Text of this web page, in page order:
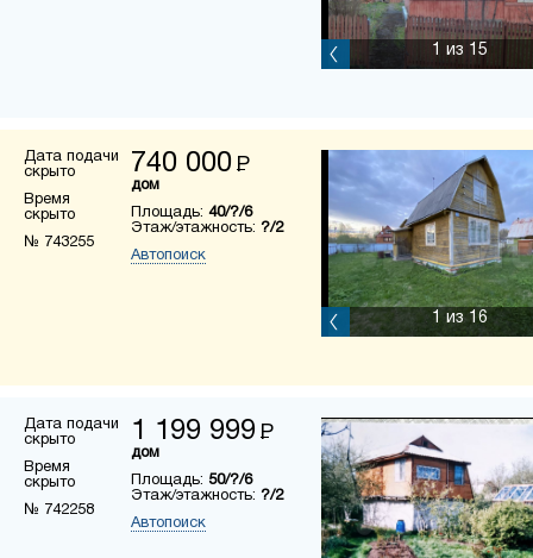
1 из 15
Дата подачи
скрыто
Время
скрыто
№ 743255
740 000 Р
дом
Площадь: 40/?/6
Этаж/этажность: ?/2
Автопоиск
1 из 16
Дата подачи
скрыто
Время
скрыто
№ 742258
1 199 999 Р
дом
Площадь: 50/?/6
Этаж/этажность: ?/2
Автопоиск